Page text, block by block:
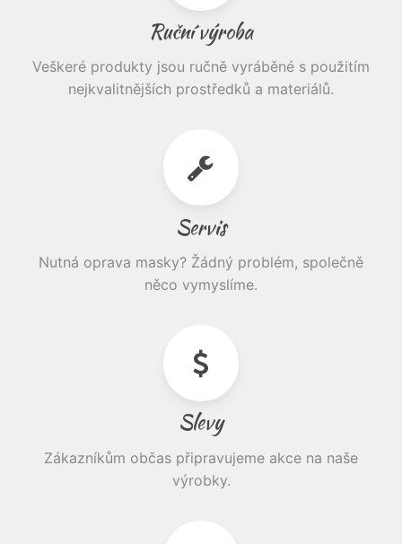
Ruční výroba
Veškeré produkty jsou ručně vyráběné s použitím
nejkvalitnějších prostředků a materiálů.
Servis
Nutná oprava masky? Žádný problém, společně
něco vymyslíme.
Slevy
Zákazníkům občas připravujeme akce na naše
výrobky.